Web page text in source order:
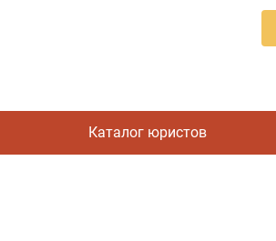
Каталог юристов